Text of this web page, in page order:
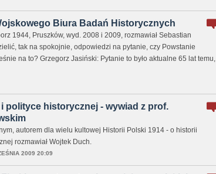
Biura Badań Historycznych
1944, Pruszków, wyd. 2008 i 2009, rozmawiał Sebastian
tak na spokojnie, odpowiedzi na pytanie, czy Powstanie
na to? Grzegorz Jasiński: Pytanie to było aktualne 65 lat temu,
polityce historycznej - wywiad z prof.
autorem dla wielu kultowej Historii Polski 1914 - o historii
rozmawiał Wojtek Duch.
2009 20:09